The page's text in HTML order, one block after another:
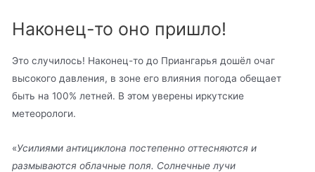
Наконец-то оно пришло!
Это случилось! Наконец-то до Приангарья дошёл очаг
высокого давления, в зоне его влияния погода обещает
быть на 100% летней. В этом уверены иркутские
метеорологи.
«Усилиями антициклона постепенно оттесняются и
размываются облачные поля. Солнечные лучи